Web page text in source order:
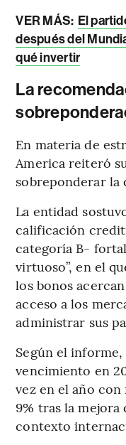
VER MÁS: El
después del
qué invertir
La
En materia de
America reiteró
sobreponderar la
La entidad
calificación
categoría B-
virtuoso”, en el
los bonos
acceso a los
administrar sus
Según el
vencimiento en
vez en el año
9% tras la
contexto